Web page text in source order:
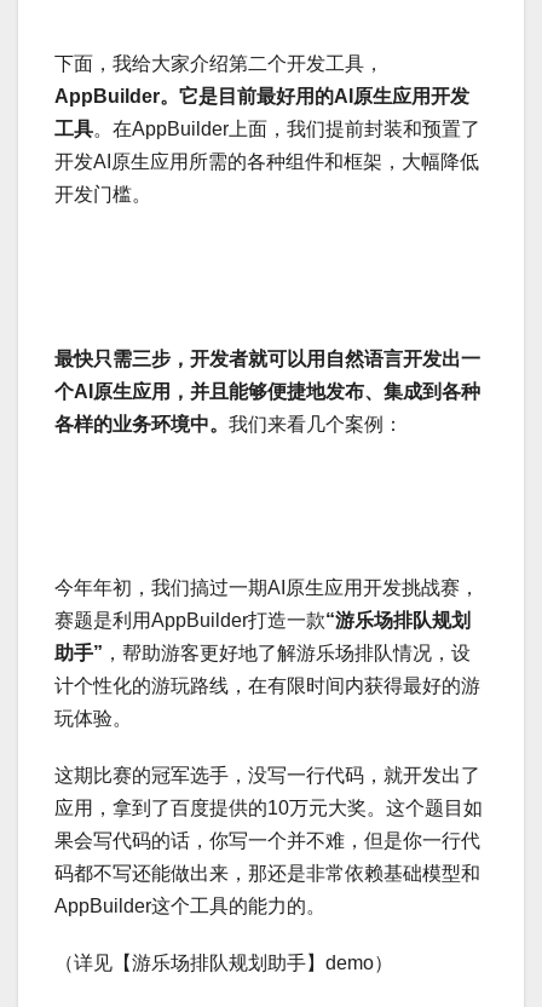
下面，我给大家介绍第二个开发工具，
AppBuilder。它是目前最好用的AI原生应用开发
工具。在AppBuilder上面，我们提前封装和预置了
开发AI原生应用所需的各种组件和框架，大幅降低
开发门槛。
最快只需三步，开发者就可以用自然语言开发出一
个AI原生应用，并且能够便捷地发布、集成到各种
各样的业务环境中。 我们来看几个案例：
今年年初，我们搞过一期AI原生应用开发挑战赛，
赛题是利用AppBuilder打造一款“游乐场排队规划
助手” ，帮助游客更好地了解游乐场排队情况，设
计个性化的游玩路线，在有限时间内获得最好的游
玩体验。
这期比赛的冠军选手，没写一行代码，就开发出了
应用，拿到了百度提供的10万元大奖。这个题目如
果会写代码的话，你写一个并不难，但是你一行代
码都不写还能做出来，那还是非常依赖基础模型和
AppBuilder这个工具的能力的。
（详见【游乐场排队规划助手】demo）